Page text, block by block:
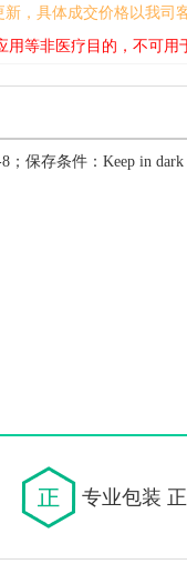
，具体成交价格以我司
等非医疗目的，不可用
；保存条件：Keep in
专业包装